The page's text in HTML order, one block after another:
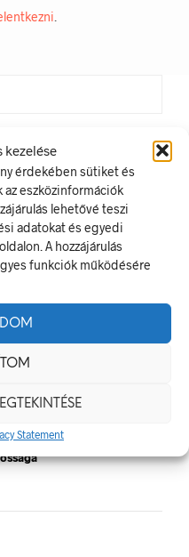
kezelése
érdekében sütiket és
az eszközinformációk
lehetővé teszi
adatokat és egyedi
A hozzájárulás
funkciók működésére
Statement
Jelzések – Miért
Identitás És Csapatszellem
A Hulladékgyűjtő
Biztonsági Táblák: Az